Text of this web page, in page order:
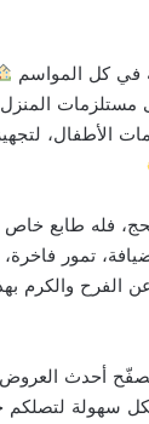
في كل المواسم
الأطفال،
فله طابع خاص
تمور فاخرة،
الفرح والكرم
أحدث
سهولة لتصلكم